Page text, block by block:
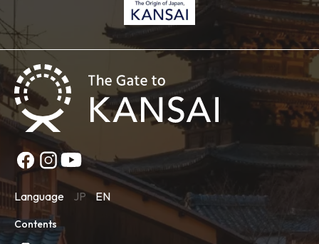
Language JP EN
Contents